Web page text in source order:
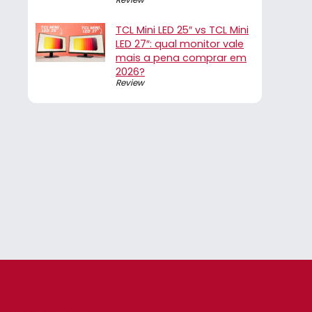
TCL Mini LED 25″ vs TCL Mini
LED 27″: qual monitor vale
mais a pena comprar em
2026?
Review